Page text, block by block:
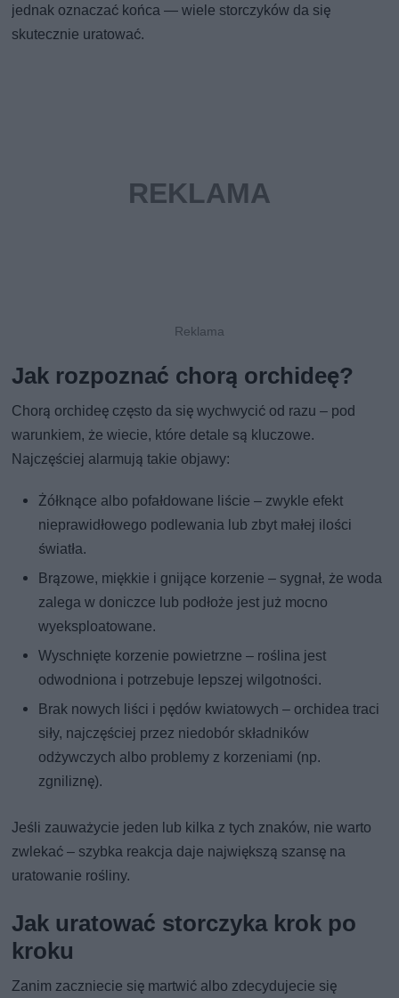
jednak oznaczać końca — wiele storczyków da się
skutecznie uratować.
Jak rozpoznać chorą orchideę?
Chorą orchideę często da się wychwycić od razu – pod
warunkiem, że wiecie, które detale są kluczowe.
Najczęściej alarmują takie objawy:
Żółknące albo pofałdowane liście – zwykle efekt
nieprawidłowego podlewania lub zbyt małej ilości
światła.
Brązowe, miękkie i gnijące korzenie – sygnał, że woda
zalega w doniczce lub podłoże jest już mocno
wyeksploatowane.
Wyschnięte korzenie powietrzne – roślina jest
odwodniona i potrzebuje lepszej wilgotności.
Brak nowych liści i pędów kwiatowych – orchidea traci
siły, najczęściej przez niedobór składników
odżywczych albo problemy z korzeniami (np.
zgniliznę).
Jeśli zauważycie jeden lub kilka z tych znaków, nie warto
zwlekać – szybka reakcja daje największą szansę na
uratowanie rośliny.
Jak uratować storczyka krok po
kroku
Zanim zaczniecie się martwić albo zdecydujecie się